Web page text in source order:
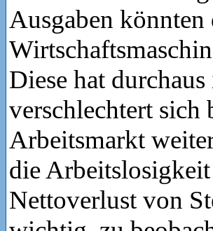
Ausgaben
Diese hat
verschlechtert sich
Arbeitsmarkt
die
Nettoverlust von